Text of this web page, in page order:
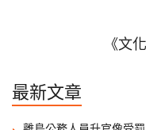
《文
最新文章